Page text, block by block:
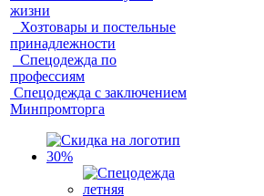
жизни
Хозтовары и постельные
принадлежности
Спецодежда по
профессиям
Спецодежда с заключением
Минпромторга